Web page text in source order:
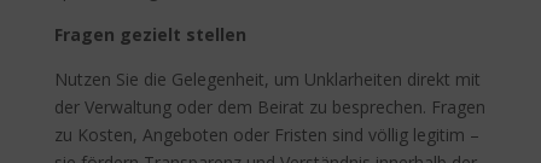
Fragen gezielt stellen
Nutzen Sie die Gelegenheit, um Unklarheiten direkt mit
der Verwaltung oder dem Beirat zu besprechen. Fragen
zu Kosten, Angeboten oder Fristen sind völlig legitim –